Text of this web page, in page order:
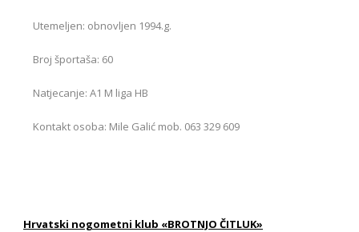
Utemeljen: obnovljen 1994.g.
Broj športaša: 60
Natjecanje: A1 M liga HB
Kontakt osoba: Mile Galić mob. 063 329 609
Hrvatski nogometni klub «BROTNJO ČITLUK»